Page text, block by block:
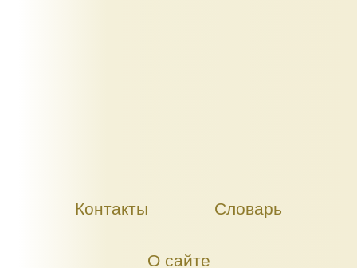
Контакты Словарь
О сайте